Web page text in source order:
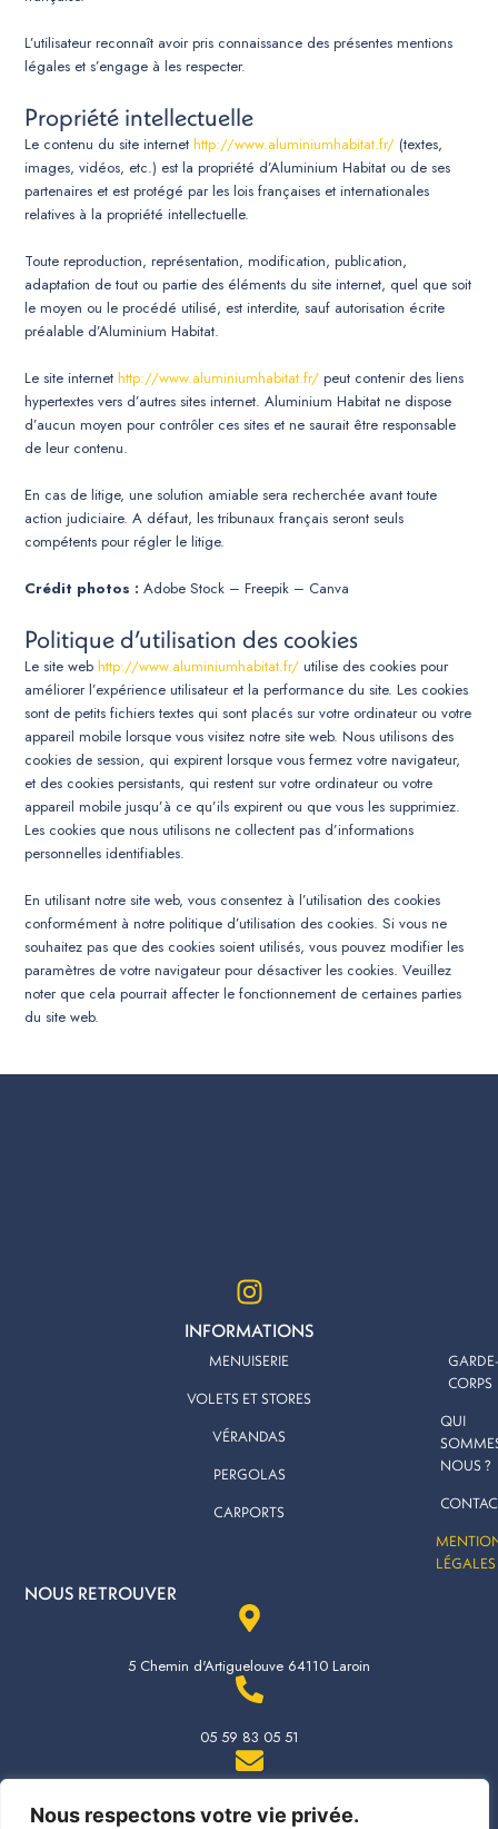
Nous respectons votre vie privée.
L’utilisateur reconnaît avoir pris connaissance des présentes mentions
légales et s’engage à les respecter.
Propriété intellectuelle
Le contenu du site internethttp://www.aluminiumhabitat.fr/ (textes,
images, vidéos, etc.) est la propriété d’Aluminium Habitat ou de ses
partenaires et est protégé par les lois françaises et internationales
relatives à la propriété intellectuelle.
Toute reproduction, représentation, modification, publication,
adaptation de tout ou partie des éléments du site internet, quel que soit
le moyen ou le procédé utilisé, est interdite, sauf autorisation écrite
préalable d’Aluminium Habitat.
Le site internethttp://www.aluminiumhabitat.fr/ peut contenir des liens
hypertextes vers d’autres sites internet. Aluminium Habitat ne dispose
d’aucun moyen pour contrôler ces sites et ne saurait être responsable
de leur contenu.
En cas de litige, une solution amiable sera recherchée avant toute
action judiciaire. A défaut, les tribunaux français seront seuls
compétents pour régler le litige.
Crédit photos : Adobe Stock – Freepik – Canva
Politique d’utilisation des cookies
Le site webhttp://www.aluminiumhabitat.fr/ utilise des cookies pour
améliorer l’expérience utilisateur et la performance du site. Les cookies
sont de petits fichiers textes qui sont placés sur votre ordinateur ou votre
appareil mobile lorsque vous visitez notre site web. Nous utilisons des
cookies de session, qui expirent lorsque vous fermez votre navigateur,
et des cookies persistants, qui restent sur votre ordinateur ou votre
appareil mobile jusqu’à ce qu’ils expirent ou que vous les supprimiez.
Les cookies que nous utilisons ne collectent pas d’informations
personnelles identifiables.
En utilisant notre site web, vous consentez à l’utilisation des cookies
conformément à notre politique d’utilisation des cookies. Si vous ne
souhaitez pas que des cookies soient utilisés, vous pouvez modifier les
paramètres de votre navigateur pour désactiver les cookies. Veuillez
noter que cela pourrait affecter le fonctionnement de certaines parties
du site web.
INFORMATIONS
MENUISERIE
VOLETS ET STORES
VÉRANDAS
PERGOLAS
CARPORTS
GARDE-
CORPS
QUI
NOUS ?
LÉGALES
I
n
s
t
a
g
r
a
m
NOUS RETROUVER
5 Chemin d'Artiguelouve 64110 Laroin
05 59 83 05 51
contact@aluminiumhabitat.fr